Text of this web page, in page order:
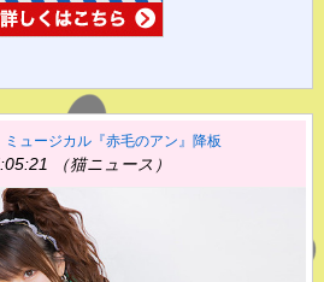
ュージカル『赤毛のアン』降板
（猫ニュース）